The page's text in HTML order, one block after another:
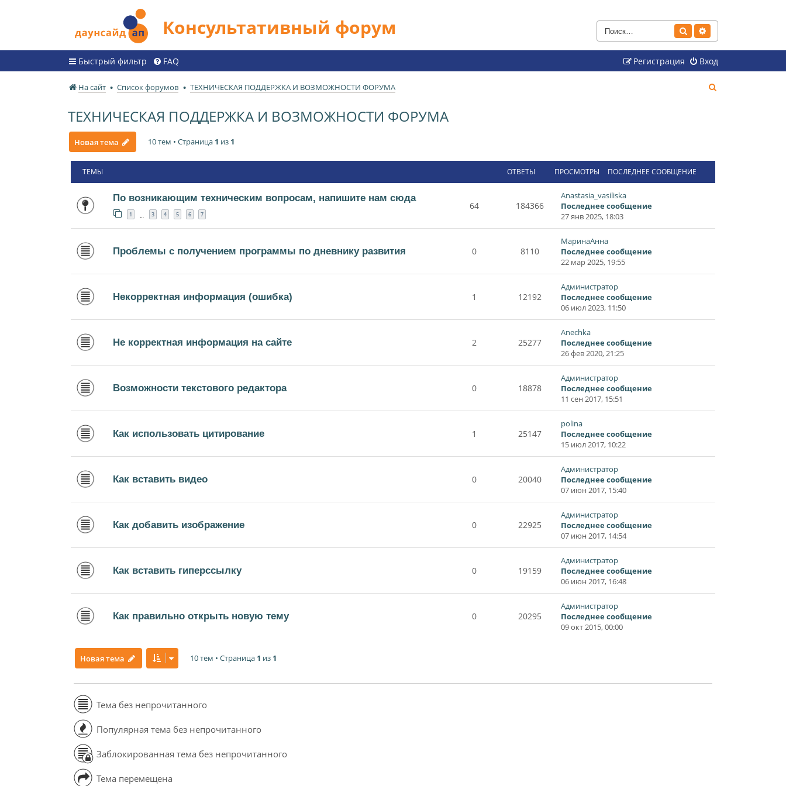
Консультативный форум Поиск
Быстрый фильтр FAQ Вход
Регистрация
На сайт Список форумов ТЕХНИЧЕСКАЯ ПОДДЕРЖКА И ВОЗМОЖНОСТИ ФОРУМА
ТЕХНИЧЕСКАЯ ПОДДЕРЖКА И ВОЗМОЖНОСТИ ФОРУМА
Новая тема 10 тем • Страница 1 из 1
ТЕМЫ ОТВЕТЫ ПРОСМОТРЫ ПОСЛЕДНЕЕ СООБЩЕНИЕ
По возникающим техническим вопросам, напишите нам сюда
1 3 4 5 6 7
64 184366
Anastasia_vasiliska
Последнее сообщение
27 янв 2025, 18:03
Проблемы с получением программы по дневнику развития 0 8110
МаринаАнна
Последнее сообщение
22 мар 2025, 19:55
Некорректная информация (ошибка) 1 12192
Администратор
Последнее сообщение
06 июл 2023, 11:50
Не корректная информация на сайте 2 25277
Anechka
Последнее сообщение
26 фев 2020, 21:25
Возможности текстового редактора 0 18878
Администратор
Последнее сообщение
11 сен 2017, 15:51
Как использовать цитирование 1 25147
polina
Последнее сообщение
15 июл 2017, 10:22
Как вставить видео 0 20040
Администратор
Последнее сообщение
07 июн 2017, 15:40
Как добавить изображение 0 22925
Администратор
Последнее сообщение
07 июн 2017, 14:54
Как вставить гиперссылку 0 19159
Администратор
Последнее сообщение
06 июн 2017, 16:48
Как правильно открыть новую тему 0 20295
Администратор
Последнее сообщение
09 окт 2015, 00:00
Новая тема 10 тем • Страница 1 из 1
Тема без непрочитанного
Популярная тема без непрочитанного
Заблокированная тема без непрочитанного
Тема перемещена